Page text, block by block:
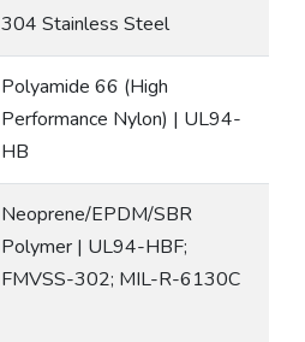
304 Stainless Steel
Polyamide 66 (High
Performance Nylon) | UL94-
HB
Neoprene/EPDM/SBR
Polymer | UL94-HBF;
FMVSS-302; MIL-R-6130C